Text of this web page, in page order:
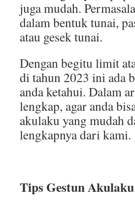
juga mudah.
dalam bentuk tunai,
atau gesek tunai.
Dengan begitu limit
di tahun 2023 ini ada
anda ketahui. Dalam
lengkap, agar anda
akulaku yang mudah
lengkapnya dari kami.
Tips Gestun Akulaku